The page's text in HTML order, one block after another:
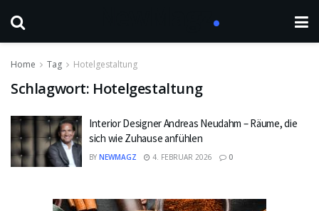
Home Tag Hotelgestaltung
Schlagwort: Hotelgestaltung
Interior Designer Andreas Neudahm – Räume, die
sich wie Zuhause anfühlen
BY NEWMAGZ 4. FEBRUAR 2026 0